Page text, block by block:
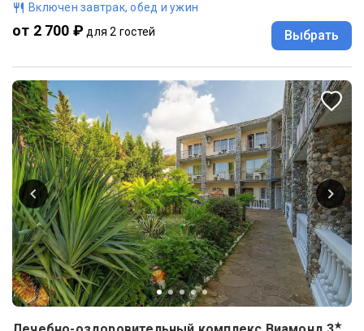
Включен завтрак, обед и ужин
от 2 700 ₽ для 2 гостей Выбрать
★